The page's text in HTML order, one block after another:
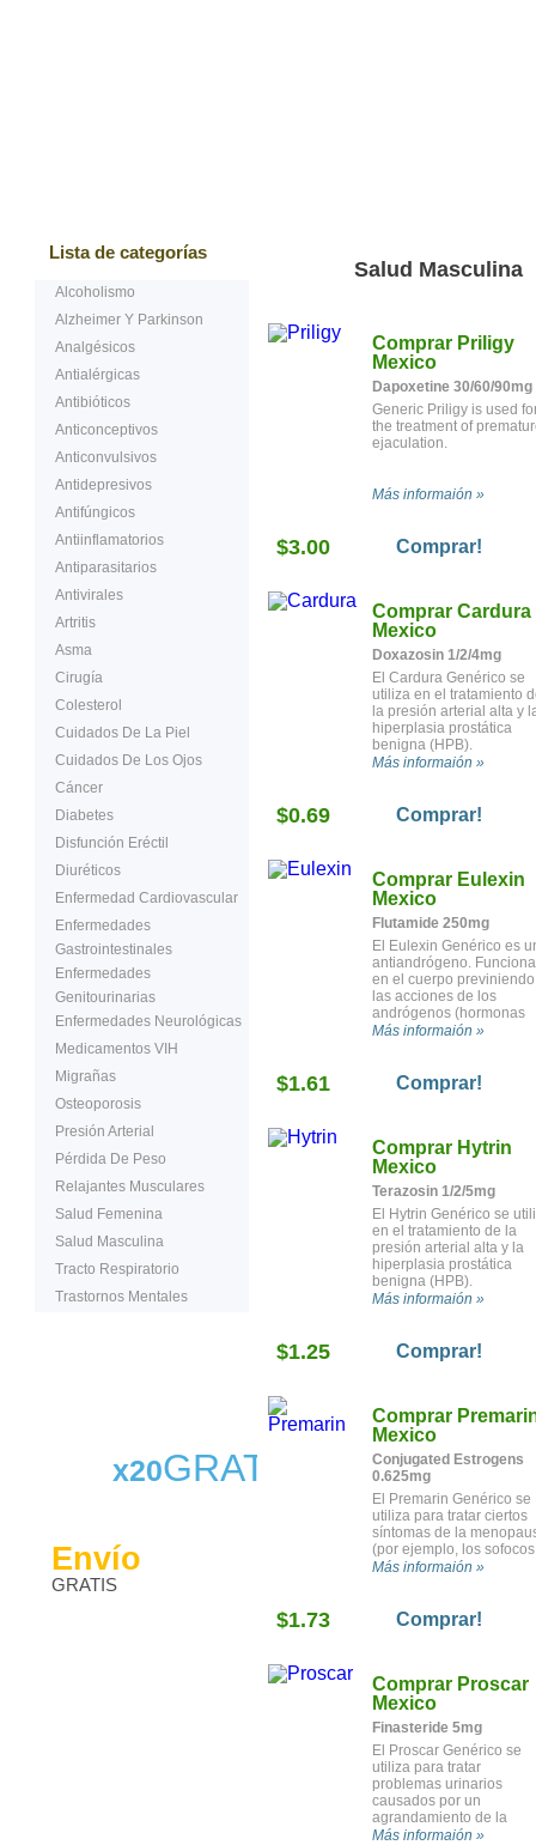
Lista de categorías
Alcoholismo
Alzheimer Y Parkinson
Analgésicos
Antialérgicas
Antibióticos
Anticonceptivos
Anticonvulsivos
Antidepresivos
Antifúngicos
Antiinflamatorios
Antiparasitarios
Antivirales
Artritis
Asma
Cirugía
Colesterol
Cuidados De La Piel
Cuidados De Los Ojos
Cáncer
Diabetes
Disfunción Eréctil
Diuréticos
Enfermedad Cardiovascular
Enfermedades
Gastrointestinales
Enfermedades
Genitourinarias
Enfermedades Neurológicas
Medicamentos VIH
Migrañas
Osteoporosis
Presión Arterial
Pérdida De Peso
Relajantes Musculares
Salud Femenina
Salud Masculina
Tracto Respiratorio
Trastornos Mentales
x20GRATIS
Envío
GRATIS
Salud Masculina
Comprar Priligy
Mexico
Dapoxetine 30/60/90mg
Generic Priligy is used
the treatment of
ejaculation.
Más informaión »
$3.00 Comprar!
Comprar Cardura
Mexico
Doxazosin 1/2/4mg
El Cardura Genérico se
utiliza en el tratamiento
la presión arterial alta y
hiperplasia prostática
benigna (HPB).
Más informaión »
$0.69 Comprar!
Comprar Eulexin
Mexico
Flutamide 250mg
El Eulexin Genérico es
antiandrógeno. Funciona
en el cuerpo previniendo
las acciones de los
andrógenos (hormonas
masculinas). Se utiliza
Más informaión »
$1.61 Comprar!
Comprar Hytrin
Mexico
Terazosin 1/2/5mg
El Hytrin Genérico se
en el tratamiento de la
presión arterial alta y la
hiperplasia prostática
benigna (HPB).
Más informaión »
$1.25 Comprar!
Comprar
Mexico
Conjugated Estrogens
0.625mg
El Premarin Genérico se
utiliza para tratar ciertos
síntomas de la
(por ejemplo, los
la resequedad vaginal o
osteoporosis (huesos
débiles) después de la
para tratar los niveles
de estrógeno, el cáncer
mama.
Más informaión »
$1.73 Comprar!
Comprar Proscar
Mexico
Finasteride 5mg
El Proscar Genérico se
utiliza para tratar
problemas urinarios
causados por un
agrandamiento de la
glándula prostática
Más informaión »